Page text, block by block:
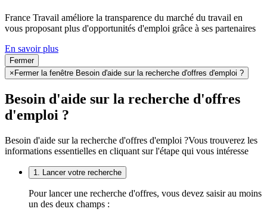
France Travail améliore la transparence du marché du travail en
vous proposant plus d'opportunités d'emploi grâce à ses partenaires
En savoir plus
Fermer
× Fermer la fenêtre Besoin d'aide sur la recherche d'offres d'emploi ?
Besoin d'aide sur la recherche d'offres
d'emploi ?
Besoin d'aide sur la recherche d'offres d'emploi ?Vous trouverez les
informations essentielles en cliquant sur l'étape qui vous intéresse
1. Lancer votre recherche
Pour lancer une recherche d'offres, vous devez saisir au moins
un des deux champs :